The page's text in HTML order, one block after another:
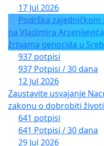
17 Jul 2026
Podrška
na Vladimira
žrtvama genocida u
937 potpisi
937 Potpisi / 30 dana
12 Jul 2026
Zaustavite usvajanje
zakonu o dobrobiti
641 potpisi
641 Potpisi / 30 dana
29 Jul 2026